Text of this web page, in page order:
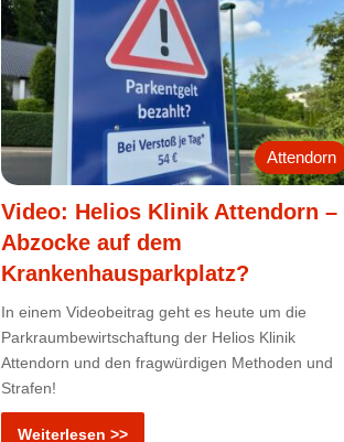
Attendorn
Video: Helios Klinik Attendorn –
Abzocke auf dem
Krankenhausparkplatz?
In einem Videobeitrag geht es heute um die
Parkraumbewirtschaftung der Helios Klinik
Attendorn und den fragwürdigen Methoden und
Strafen!
Weiterlesen >>